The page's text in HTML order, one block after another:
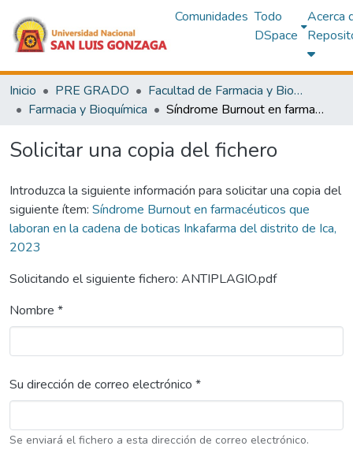
Comunidades Todo
DSpace
Acerca
Inicio PRE GRADO
Facultad de Farmacia y Bioquímica
Farmacia y Bioquímica
Síndrome Burnout en farmacéuticos que laboran en la cadena de boticas Inkafarma del distrito de Ica, 2023
Solicitar una copia del fichero
Introduzca la siguiente información para solicitar una copia del
siguiente ítem: Síndrome Burnout en farmacéuticos que
laboran en la cadena de boticas Inkafarma del distrito de Ica,
2023
Solicitando el siguiente fichero: ANTIPLAGIO.pdf
Nombre *
Su dirección de correo electrónico *
Se enviará el fichero a esta dirección de correo electrónico.